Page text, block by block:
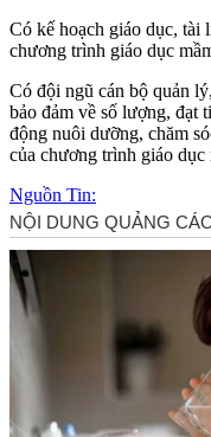
Có kế hoạch giáo dục, tài
chương trình giáo dục
Có đội ngũ cán bộ quản
bảo đảm về số lượng, đạt
động nuôi dưỡng, chăm
của chương trình giáo
Nguồn Tin: